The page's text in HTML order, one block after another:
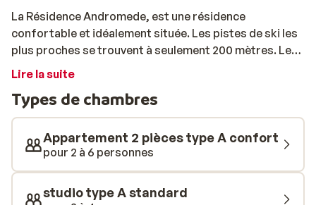
La Résidence Andromede, est une résidence
confortable et idéalement située. Les pistes de ski les
plus proches se trouvent à seulement 200 mètres. Le
centre est également accessible à pied. Les
décoration différente. Après une longue journée sur
les pistes, installez-vous confortablement dans votre
appartement, ou profitez d'un moment de convivialité
dans le centre. Allez dîner au restaurant ou prenez un
verre pour terminer la journée en beauté!
Lire la suite
Types de chambres
Appartement 2 pièces type A confort
pour 2 à 6 personnes
studio type A standard